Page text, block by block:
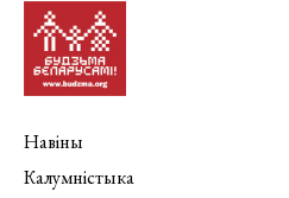
Навіны
Калумністыка